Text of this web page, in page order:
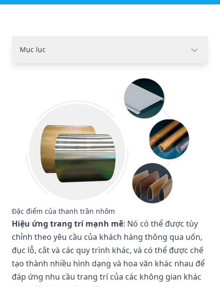
Mục lục
Đặc điểm của thanh trần nhôm
Hiệu ứng trang trí mạnh mẽ: Nó có thể được tùy
chỉnh theo yêu cầu của khách hàng thông qua uốn,
đục lỗ, cắt và các quy trình khác, và có thể được chế
tạo thành nhiều hình dạng và hoa văn khác nhau để
đáp ứng nhu cầu trang trí của các không gian khác